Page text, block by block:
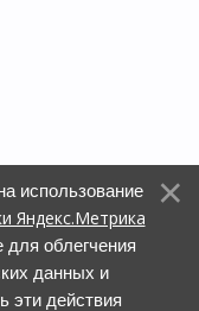
использование
Яндекс.Метрика
облегчения
данных и
эти действия